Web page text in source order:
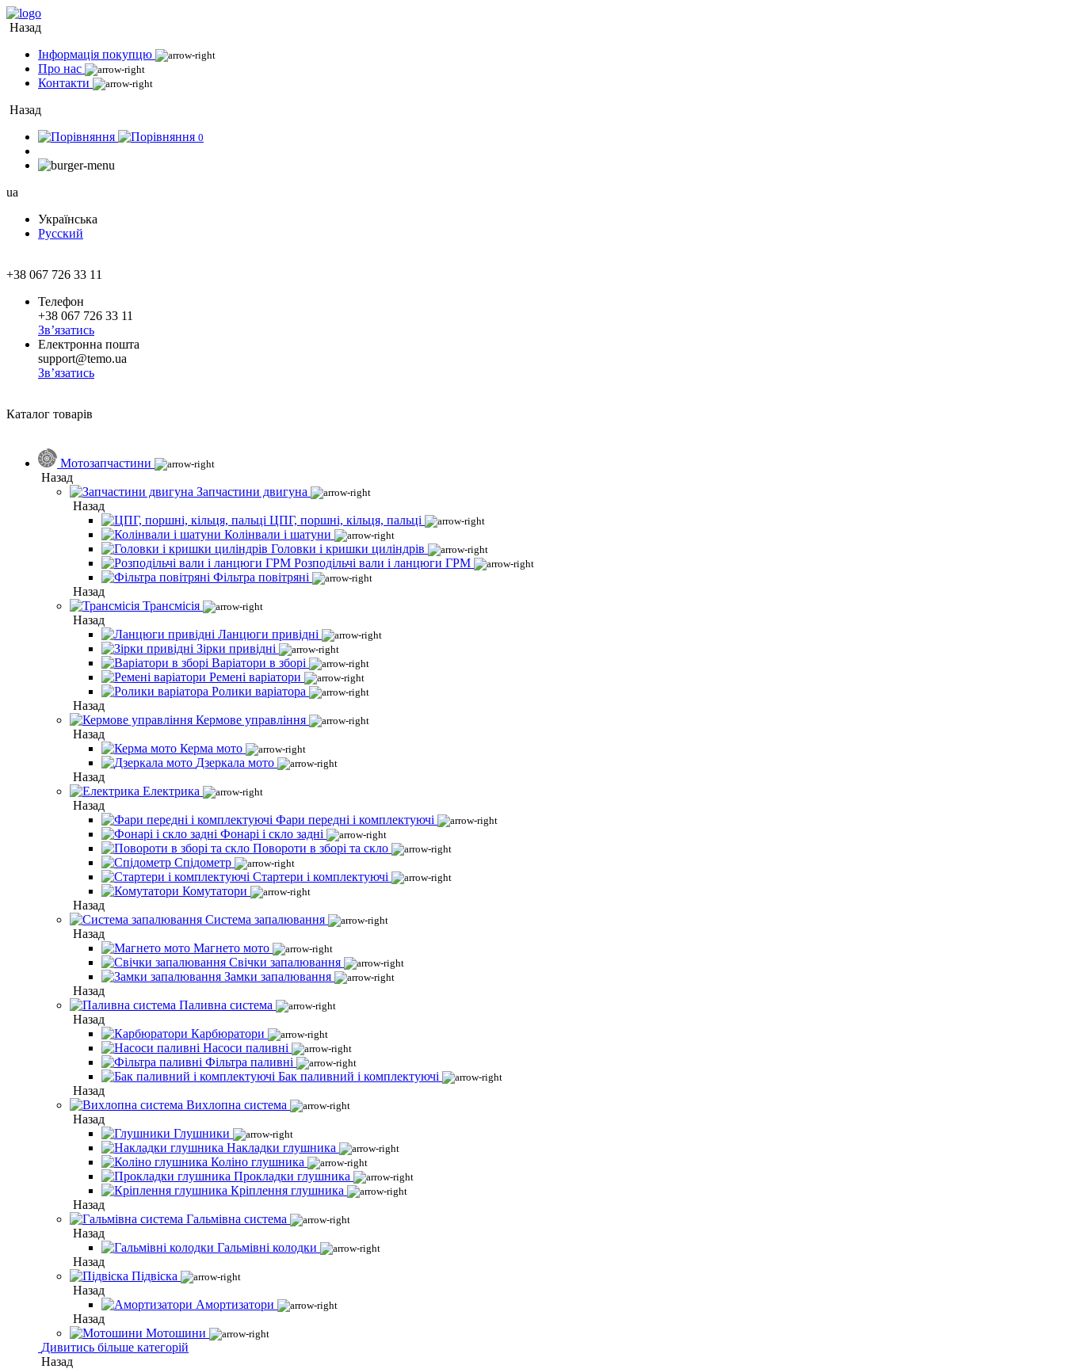
Назад
Інформація покупцю
Про нас
Контакти
Назад
0
ua
Українська
Русский
+38 067 726 33 11
Телефон
+38 067 726 33 11
Зв’язатись
Електронна пошта
support@temo.ua
Зв’язатись
Каталог товарів
Мотозапчастини
Назад
Запчастини двигуна
Назад
ЦПГ, поршні, кільця, пальці
Колінвали і шатуни
Головки і кришки циліндрів
Розподільчі вали і ланцюги ГРМ
Фільтра повітряні
Назад
Трансмісія
Назад
Ланцюги привідні
Зірки привідні
Варіатори в зборі
Ремені варіатори
Ролики варіатора
Назад
Кермове управління
Назад
Керма мото
Дзеркала мото
Назад
Електрика
Назад
Фари передні і комплектуючі
Фонарі і скло задні
Повороти в зборі та скло
Спідометр
Стартери і комплектуючі
Комутатори
Назад
Система запалювання
Назад
Магнето мото
Свічки запалювання
Замки запалювання
Назад
Паливна система
Назад
Карбюратори
Насоси паливні
Фільтра паливні
Бак паливний і комплектуючі
Назад
Вихлопна система
Назад
Глушники
Накладки глушника
Коліно глушника
Прокладки глушника
Кріплення глушника
Назад
Гальмівна система
Назад
Гальмівні колодки
Назад
Підвіска
Назад
Амортизатори
Назад
Мотошини
Дивитись більше категорій
Назад